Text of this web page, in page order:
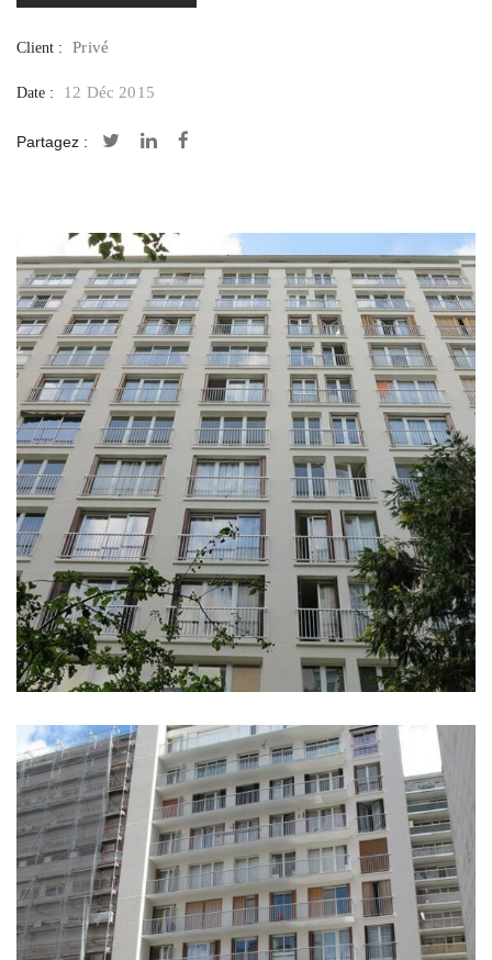
Client : Privé
Date : 12 Déc 2015
Partagez :